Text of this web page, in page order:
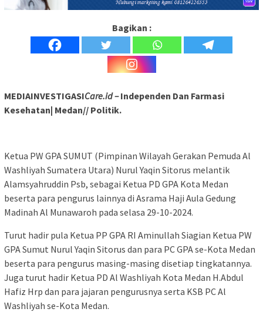
Bagikan :
MEDIAINVESTIGASICare.id –Independen Dan Farmasi
Kesehatan| Medan// Politik.
Ketua PW GPA SUMUT (Pimpinan Wilayah Gerakan Pemuda Al
Washliyah Sumatera Utara) Nurul Yaqin Sitorus melantik
Alamsyahruddin Psb, sebagai Ketua PD GPA Kota Medan
beserta para pengurus lainnya di Asrama Haji Aula Gedung
Madinah Al Munawaroh pada selasa 29-10-2024.
Turut hadir pula Ketua PP GPA RI Aminullah Siagian Ketua PW
GPA Sumut Nurul Yaqin Sitorus dan para PC GPA se-Kota Medan
beserta para pengurus masing-masing disetiap tingkatannya.
Juga turut hadir Ketua PD Al Washliyah Kota Medan H.Abdul
Hafiz Hrp dan para jajaran pengurusnya serta KSB PC Al
Washliyah se-Kota Medan.